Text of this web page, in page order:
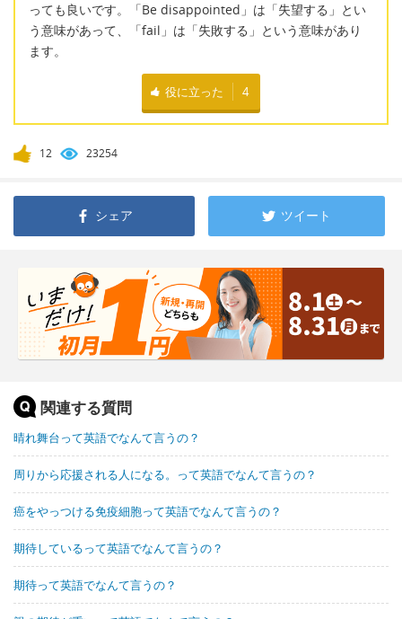
っても良いです。「Be disappointed」は「失望する」とい
う意味があって、「fail」は「失敗する」という意味があり
ます。
役に立った 4
12 23254
シェア ツイート
関連する質問
晴れ舞台って英語でなんて言うの？
周りから応援される人になる。って英語でなんて言うの？
癌をやっつける免疫細胞って英語でなんて言うの？
期待しているって英語でなんて言うの？
期待って英語でなんて言うの？